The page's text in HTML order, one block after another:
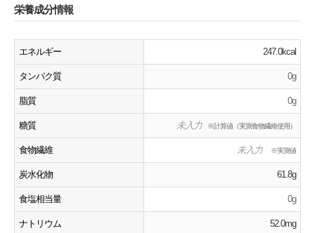
栄養成分情報
エネルギー 247.0kcal
タンパク質 0g
脂質 0g
糖質 未入力 ※計算値（実測食物繊維使用）
食物繊維 未入力 ※実測値
炭水化物 61.8g
食塩相当量 0g
ナトリウム 52.0mg